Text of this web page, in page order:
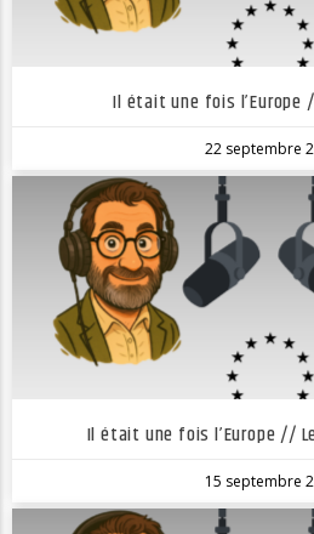
Il était une fois l’Europe
22 septembre
Il était une fois l’Europe //
15 septembre